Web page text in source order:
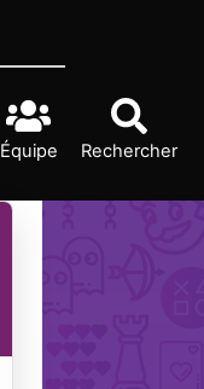
Rechercher
Équipe